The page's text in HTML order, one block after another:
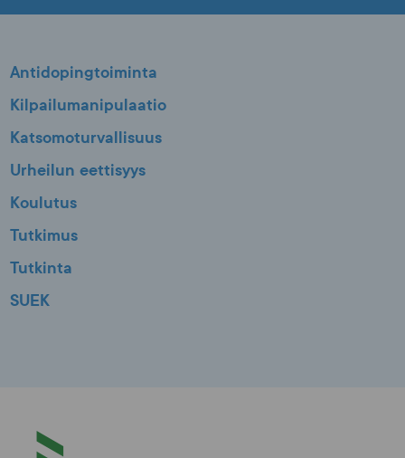
Antidopingtoiminta
Kilpailumanipulaatio
Katsomoturvallisuus
Urheilun eettisyys
Koulutus
Tutkimus
Tutkinta
SUEK